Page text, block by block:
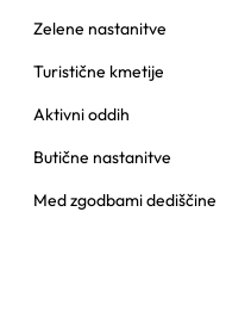
Zelene nastanitve
Turistične kmetije
Aktivni oddih
Butične nastanitve
Med zgodbami dediščine